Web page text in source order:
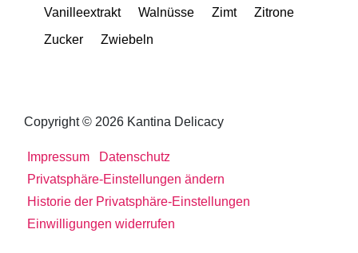
Vanilleextrakt
Walnüsse Zimt
Zitrone
Zucker
Zwiebeln
Copyright © 2026 Kantina Delicacy
Impressum
Datenschutz
Privatsphäre-Einstellungen ändern
Historie der Privatsphäre-Einstellungen
Einwilligungen widerrufen